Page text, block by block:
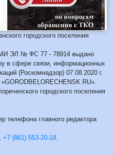
городского поселения
ЭЛ № ФС 77 - 78914 выдано
в сфере связи, информационных
(Роскомнадзор) 07.08.2020 г.
городского поселения
телефона главного редактора
+7 (861) 553-20-18